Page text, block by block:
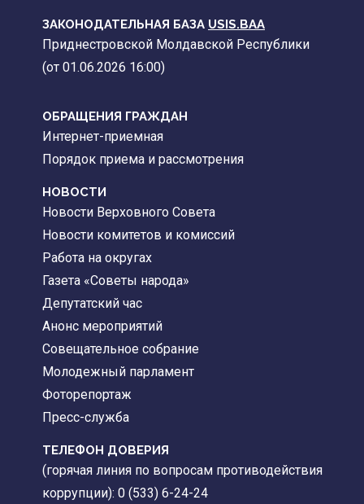
ЗАКОНОДАТЕЛЬНАЯ БАЗА USIS.BAA
Приднестровской Молдавской Республики
(от 01.06.2026 16:00)
ОБРАЩЕНИЯ ГРАЖДАН
Интернет-приемная
Порядок приема и рассмотрения
НОВОСТИ
Новости Верховного Совета
Новости комитетов и комиссий
Работа на округах
Газета «Советы народа»
Депутатский час
Анонс мероприятий
Совещательное собрание
Молодежный парламент
Фоторепортаж
Пресс-служба
ТЕЛЕФОН ДОВЕРИЯ
(горячая линия по вопросам противодействия
коррупции): 0 (533) 6-24-24